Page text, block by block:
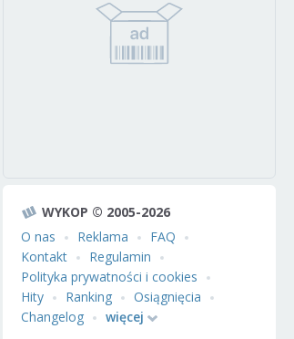
WYKOP © 2005-2026
O nas
Reklama
FAQ
Kontakt
Regulamin
Polityka prywatności i cookies
Hity
Ranking
Osiągnięcia
Changelog
więcej